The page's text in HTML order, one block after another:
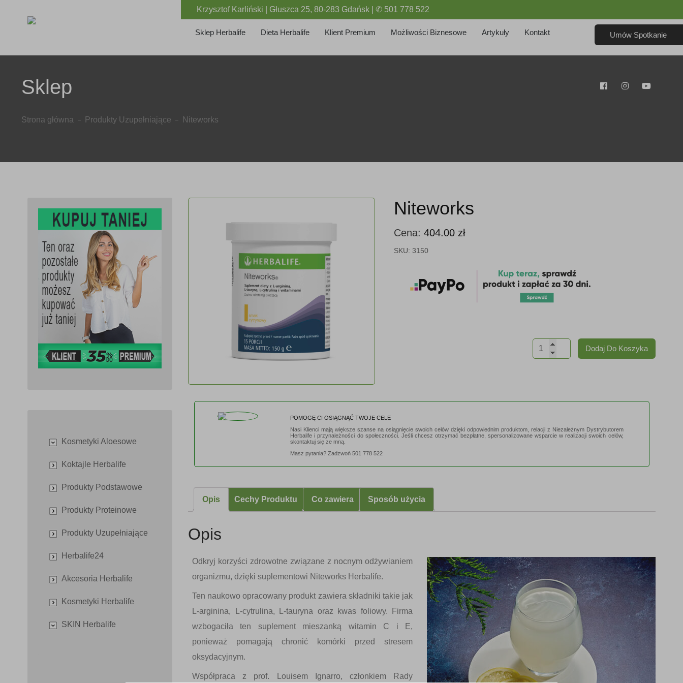
Krzysztof Karliński | Głuszca 25, 80-283 Gdańsk | ✆ 501 778 522
Sklep Herbalife Dieta Herbalife Klient Premium Możliwości Biznesowe Artykuły Kontakt Umów Spotkanie
Sklep
Strona główna Produkty Uzupełniające Niteworks
Kosmetyki Aloesowe
Koktajle Herbalife
Produkty Podstawowe
Produkty Proteinowe
Produkty Uzupełniające
Herbalife24
Akcesoria Herbalife
Kosmetyki Herbalife
SKIN Herbalife
Niteworks
Cena: 404.00 zł
SKU: 3150
ilośćDodaj Do Koszyka
POMOGĘ CI OSIĄGNĄĆ TWOJE CELE
Nasi Klienci mają większe szanse na osiągnięcie swoich celów dzięki odpowiednim produktom, relacji z Niezależnym Dystrybutorem
Herbalife i przynależności do społeczności. Jeśli chcesz otrzymać bezpłatne, spersonalizowane wsparcie w realizacji swoich celów,
skontaktuj się ze mną.
Masz pytania? Zadzwoń501 778 522
Opis Cechy Produktu Co zawiera Sposób użycia
Opis
Odkryj korzyści zdrowotne związane z nocnym odżywianiem
organizmu, dzięki suplementowi Niteworks Herbalife.
Ten naukowo opracowany produkt zawiera składniki takie jak
L-arginina, L-cytrulina, L-tauryna oraz kwas foliowy. Firma
wzbogaciła ten suplement mieszanką witamin C i E,
ponieważ pomagają chronić komórki przed stresem
oksydacyjnym.
Współpraca z prof. Louisem Ignarro, członkiem
Rady